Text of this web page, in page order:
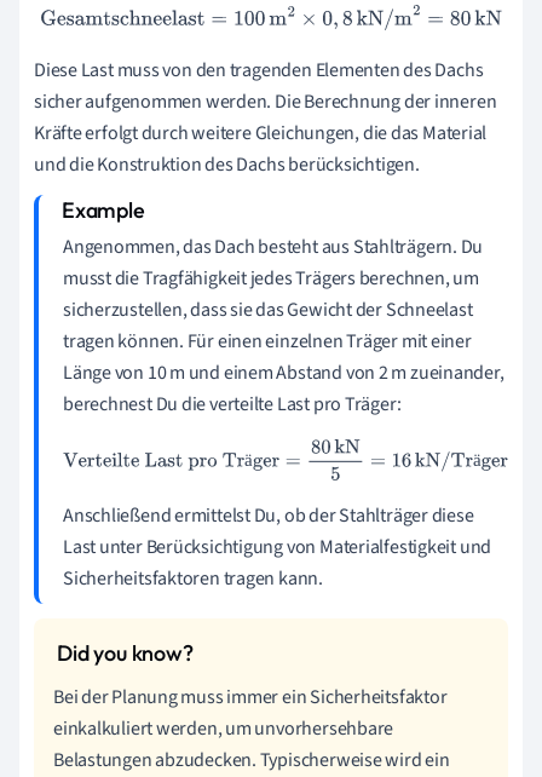
Gesamtschneelast=100m 2× 0,8kN/m2=80 kN
Diese Last muss von den tragenden Elementen des Dachs
sicher aufgenommen werden. Die Berechnung der inneren
Kräfte erfolgt durch weitere Gleichungen, die das Material
und die Konstruktion des Dachs berücksichtigen.
Angenommen, das Dach besteht aus Stahlträgern. Du
musst die Tragfähigkeit jedes Trägers berechnen, um
sicherzustellen, dass sie das Gewicht der Schneelast
tragen können. Für einen einzelnen Träger mit einer
Länge von 10 m und einem Abstand von 2 m zueinander,
berechnest Du die verteilte Last pro Träger:
ä ä
Verteilte Last pro Träger= 80kN5= 16kN/Träger
Anschließend ermittelst Du, ob der Stahlträger diese
Last unter Berücksichtigung von Materialfestigkeit und
Sicherheitsfaktoren tragen kann.
Bei der Planung muss immer ein Sicherheitsfaktor
einkalkuliert werden, um unvorhersehbare
Belastungen abzudecken. Typischerweise wird ein